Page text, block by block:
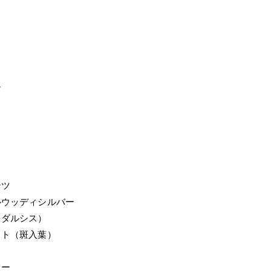
ッディシルバー
ルシス）
（斑入葉）